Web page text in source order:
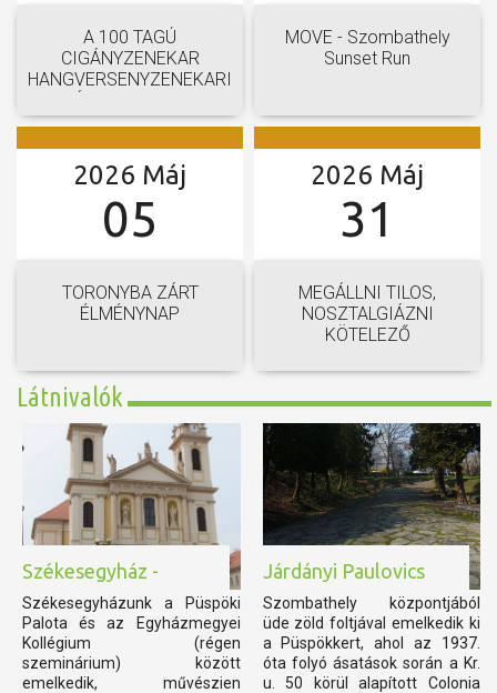
A 100 TAGÚ
CIGÁNYZENEKAR
HANGVERSENYZENEKARI
MOVE - Szombathely
Sunset Run
2026 Máj
05
TORONYBA ZÁRT
ÉLMÉNYNAP
2026 Máj
31
MEGÁLLNI TILOS,
NOSZTALGIÁZNI
KÖTELEZŐ
Látnivalók
Székesegyház -
Püspöki Palota
Székesegyházunk a Püspöki
Palota és az Egyházmegyei
Kollégium (régen
szeminárium) között
emelkedik, művészien
Járdányi Paulovics
István Romkert
Szombathely központjából
üde zöld foltjával emelkedik ki
a Püspökkert, ahol az 1937.
óta folyó ásatások során a Kr.
u. 50 körül alapított Colonia